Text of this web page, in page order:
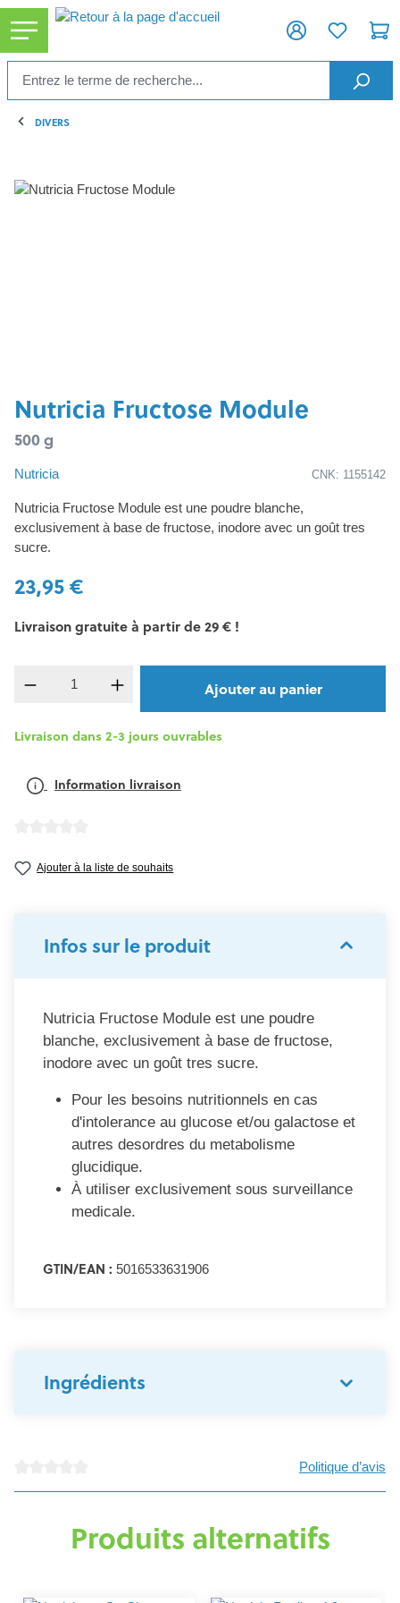
principal
DIVERS
Ignorer la galerie d'images
Nutricia Fructose Module
500 g
Nutricia CNK: 1155142
Nutricia Fructose Module est une poudre blanche,
exclusivement à base de fructose, inodore avec un goût tres
sucre.
23,95 €
Livraison gratuite à partir de 29 € !
Quantité de produit : Entrez la quantité
Ajouter au panier
Livraison dans 2-3 jours ouvrables
Information livraison
Ajouter à la liste de souhaits
Infos sur le produit
Nutricia Fructose Module est une poudre
blanche, exclusivement à base de fructose,
inodore avec un goût tres sucre.
Pour les besoins nutritionnels en cas
d'intolerance au glucose et/ou galactose et
autres desordres du metabolisme
glucidique.
À utiliser exclusivement sous surveillance
medicale.
GTIN/EAN : 5016533631906
Ingrédients
Politique d’avis
Produits alternatifs